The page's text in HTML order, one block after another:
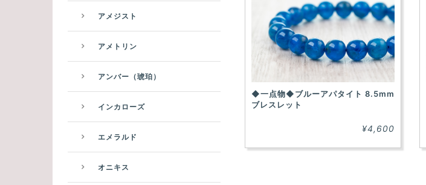
◆一点物◆ブルーアパタイト 8.5mm
ブレスレット
¥4,600
アメジスト
アメトリン
アンバー（琥珀）
インカローズ
エメラルド
オニキス